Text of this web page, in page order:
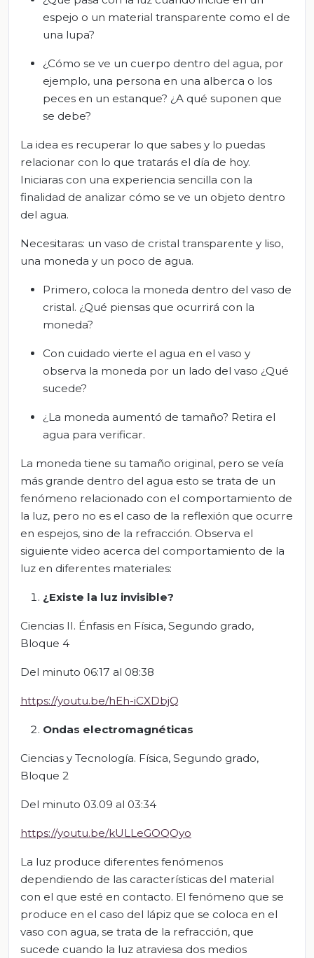
espejo o un material transparente como el de
una lupa?
¿Cómo se ve un cuerpo dentro del agua, por
ejemplo, una persona en una alberca o los
peces en un estanque? ¿A qué suponen que
se debe?
La idea es recuperar lo que sabes y lo puedas
relacionar con lo que tratarás el día de hoy.
Iniciaras con una experiencia sencilla con la
finalidad de analizar cómo se ve un objeto dentro
del agua.
Necesitaras: un vaso de cristal transparente y liso,
una moneda y un poco de agua.
Primero, coloca la moneda dentro del vaso de
cristal. ¿Qué piensas que ocurrirá con la
moneda?
Con cuidado vierte el agua en el vaso y
observa la moneda por un lado del vaso ¿Qué
sucede?
¿La moneda aumentó de tamaño? Retira el
agua para verificar.
La moneda tiene su tamaño original, pero se veía
más grande dentro del agua esto se trata de un
fenómeno relacionado con el comportamiento de
la luz, pero no es el caso de la reflexión que ocurre
en espejos, sino de la refracción. Observa el
siguiente video acerca del comportamiento de la
luz en diferentes materiales:
¿Existe la luz invisible?
Ciencias II. Énfasis en Física, Segundo grado,
Bloque 4
Del minuto 06:17 al 08:38
https://youtu.be/hEh-iCXDbjQ
Ondas electromagnéticas
Ciencias y Tecnología. Física, Segundo grado,
Bloque 2
Del minuto 03.09 al 03:34
https://youtu.be/kULLeGOQOyo
La luz produce diferentes fenómenos
dependiendo de las características del material
con el que esté en contacto. El fenómeno que se
produce en el caso del lápiz que se coloca en el
vaso con agua, se trata de la refracción, que
sucede cuando la luz atraviesa dos medios